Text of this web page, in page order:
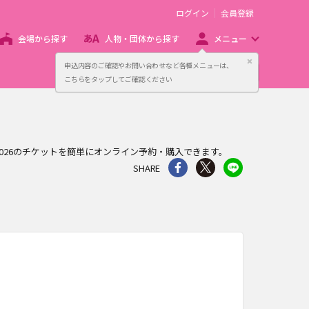
申込内容のご確認やお問い合わせなど各種メニューは、
こちらをタップしてご確認ください
閉じる
ログイン 会員登録
会場から探す 人物・団体から探す メニュー
主催者向け販売サービス
のチケットを簡単にオンライン予約・購入できます。
SHARE
シェア Twitter